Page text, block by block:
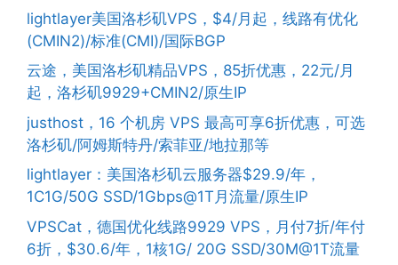
lightlayer美国洛杉矶VPS，$4/月起，线路有优化
(CMIN2)/标准(CMI)/国际BGP
云途，美国洛杉矶精品VPS，85折优惠，22元/月
起，洛杉矶9929+CMIN2/原生IP
justhost，16 个机房 VPS 最高可享6折优惠，可选
洛杉矶/阿姆斯特丹/索菲亚/地拉那等
lightlayer：美国洛杉矶云服务器$29.9/年，
1C1G/50G SSD/1Gbps@1T月流量/原生IP
VPSCat，德国优化线路9929 VPS，月付7折/年付
6折，$30.6/年，1核1G/ 20G SSD/30M@1T流量